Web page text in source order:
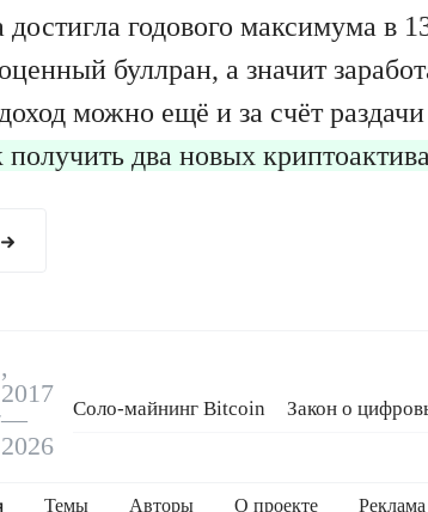
достигла годового максимума в
буллран, а значит
можно ещё и за счёт
получить два новых
,
2017
—
2026
Соло-майнинг Bitcoin Закон о
Темы Авторы О проекте Реклама